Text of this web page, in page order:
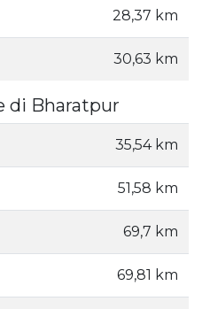
28,37 km
30,63 km
di Bharatpur
35,54 km
51,58 km
69,7 km
69,81 km